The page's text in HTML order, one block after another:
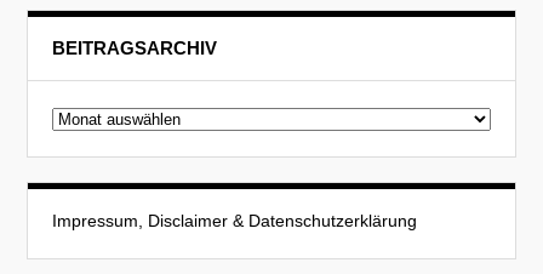
BEITRAGSARCHIV
Beitragsarchiv
Impressum, Disclaimer & Datenschutzerklärung